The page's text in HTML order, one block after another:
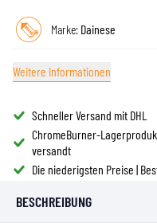
Marke: Dainese
Weitere Informationen
Schneller Versand mit DHL
ChromeBurner-
versandt
Die niederigsten Preise |
BESCHREIBUNG